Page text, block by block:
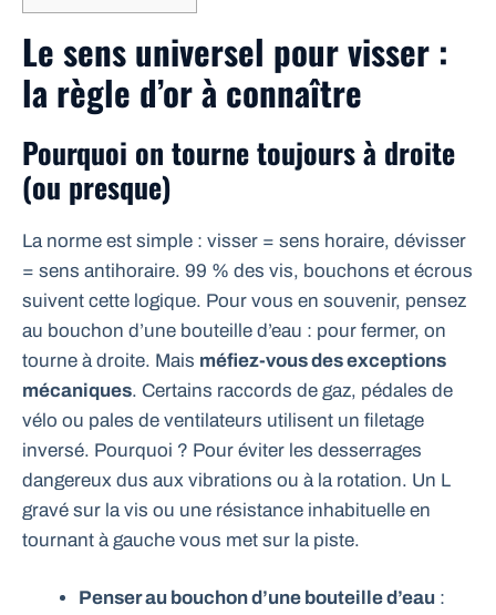
Le sens universel pour visser :
la règle d’or à connaître
Pourquoi on tourne toujours à droite
(ou presque)
La norme est simple : visser = sens horaire, dévisser
= sens antihoraire. 99 % des vis, bouchons et écrous
suivent cette logique. Pour vous en souvenir, pensez
au bouchon d’une bouteille d’eau : pour fermer, on
tourne à droite. Mais méfiez-vous des exceptions
mécaniques. Certains raccords de gaz, pédales de
vélo ou pales de ventilateurs utilisent un filetage
inversé. Pourquoi ? Pour éviter les desserrages
dangereux dus aux vibrations ou à la rotation. Un L
gravé sur la vis ou une résistance inhabituelle en
tournant à gauche vous met sur la piste.
Penser au bouchon d’une bouteille d’eau :